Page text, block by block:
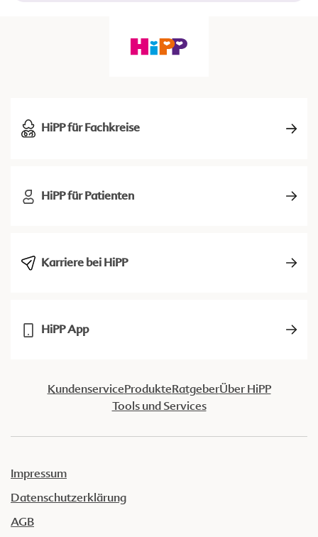
HiPP für Fachkreise
HiPP für Patienten
Karriere bei HiPP
HiPP App
KundenserviceProdukteRatgeberÜber HiPP
Tools und Services
Impressum
Datenschutzerklärung
AGB